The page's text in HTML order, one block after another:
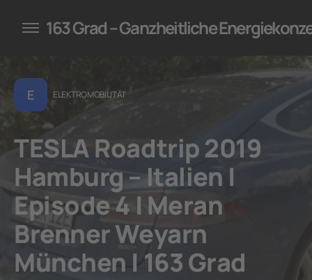
für Unternehmen
163 Grad – Ganzheitliche
E ELEKTROMOBILITÄT
TESLA Roadtrip 2019
Hamburg – Italien |
Episode 4 | Meran
Brenner Weyarn
München | 163 Grad